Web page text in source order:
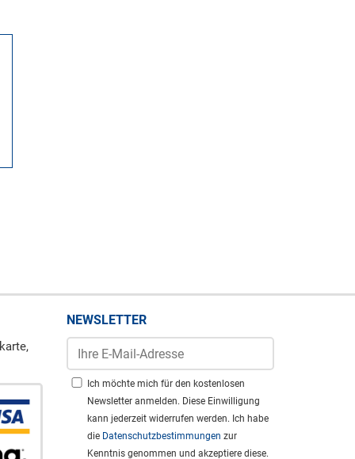
NEWSLETTER
Ich möchte mich für den kostenlosen
Newsletter anmelden. Diese Einwilligung
kann jederzeit widerrufen werden. Ich habe
die Datenschutzbestimmungen zur
Kenntnis genommen und akzeptiere diese.